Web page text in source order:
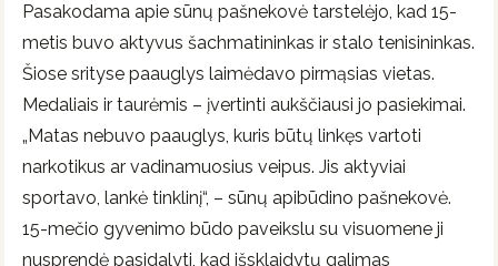
Pasakodama apie sūnų pašnekovė tarstelėjo, kad 15-
metis buvo aktyvus šachmatininkas ir stalo tenisininkas.
Šiose srityse paauglys laimėdavo pirmąsias vietas.
Medaliais ir taurėmis – įvertinti aukščiausi jo pasiekimai.
„Matas nebuvo paauglys, kuris būtų linkęs vartoti
narkotikus ar vadinamuosius veipus. Jis aktyviai
sportavo, lankė tinklinį“, – sūnų apibūdino pašnekovė.
15-mečio gyvenimo būdo paveikslu su visuomene ji
nusprendė pasidalyti, kad išsklaidytų galimas